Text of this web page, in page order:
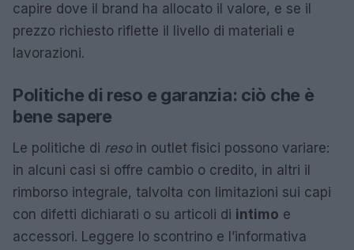
capire dove il brand ha allocato il valore, e se il
prezzo richiesto riflette il livello di materiali e
lavorazioni.
Politiche di reso e garanzia: ciò che è
bene sapere
Le politiche di resoin outlet fisici possono variare:
in alcuni casi si offre cambio o credito, in altri il
rimborso integrale, talvolta con limitazioni sui capi
con difetti dichiarati o su articoli di intimo e
accessori. Leggere lo scontrino e l’informativa